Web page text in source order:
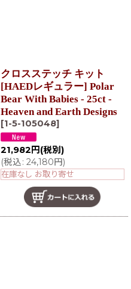
クロスステッチ キット
[HAEDレギュラー] Polar
Bear With Babies - 25ct -
Heaven and Earth Designs
[1-5-105048]
21,982 円 (税別)
(税込: 24,180円)
在庫なし お取り寄せ